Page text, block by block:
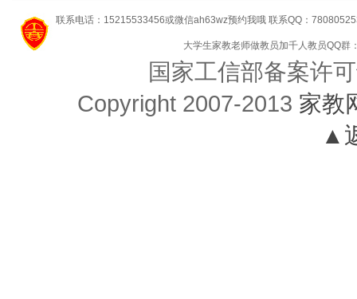
联系电话：15215533456或微信ah63wz预约我哦 联系QQ：
大学生家教老师做教员加千人教员QQ
国家工信部备案许
Copyright 2007-2013 家教
▲